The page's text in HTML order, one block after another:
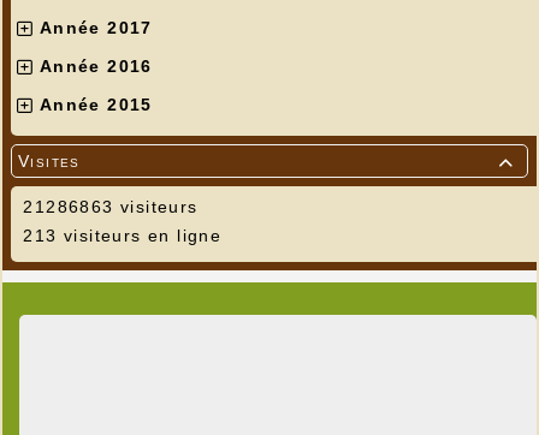
Année 2017
Année 2016
Année 2015

Visites
21286863 visiteurs
213 visiteurs en ligne